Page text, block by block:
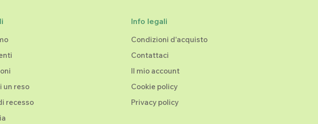
un reso
recesso
Info legali
Condizioni d'acquisto
Contattaci
Il mio account
Cookie policy
Privacy policy